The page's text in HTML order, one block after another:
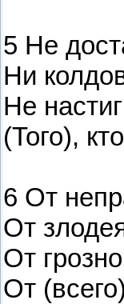
5 Не
Ни
Не
(Того),
6 От
От
От
От